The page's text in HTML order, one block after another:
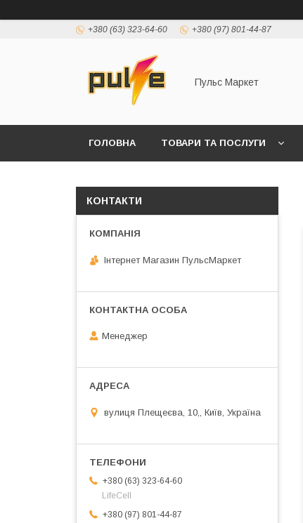
+380 (63) 323-64-60 +380 (97) 801-44-87
Пульс Маркет
ГОЛОВНА ТОВАРИ ТА ПОСЛУГИ
КОНТАКТИ
Інтернет Магазин ПульсМаркет
Менеджер
вулиця Плещеєва, 10,, Київ, Україна
+380 (63) 323-64-60
LifeCell
+380 (97) 801-44-87